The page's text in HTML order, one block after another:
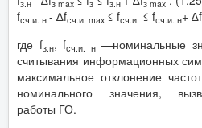
з.н з max з з.н з max
fсч.и. н - ∆fсч.и. max ≤ fсч.и. ≤ fсч.и. н+ ∆f
где fз.н, fсч.и. н—номинальные
считывания информационных
максимальное отклонение
номинального значения,
работы ГО.